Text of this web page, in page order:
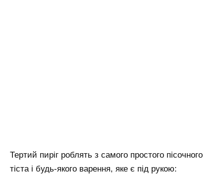
Тертий пиріг роблять з самого простого пісочного
тіста і будь-якого варення, яке є під рукою: